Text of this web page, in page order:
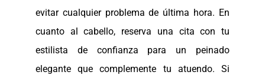
evitar cualquier problema de última hora. En
cuanto al cabello, reserva una cita con tu
estilista de confianza para un peinado
elegante que complemente tu atuendo. Si